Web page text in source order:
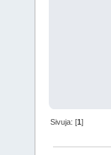
Sivuja: [1]